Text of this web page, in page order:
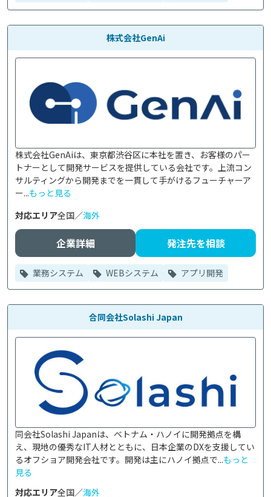
株式会社GenAi
株式会社GenAiは、東京都渋谷区に本社を置き、お客様のパー
トナーとして開発サービスを提供している会社です。上流コン
サルティングから開発までを一貫して手がけるフューチャーア
ー...もっと見る
対応エリア全国／海外
企業詳細 発注先を相談
業務システム WEBシステム アプリ開発
合同会社Solashi Japan
同会社Solashi Japanは、ベトナム・ハノイに開発拠点を構
え、現地の優秀なIT人材とともに、日本企業のDXを支援してい
るオフショア開発会社です。開発は主にハノイ拠点で...もっと
見る
対応エリア全国／海外